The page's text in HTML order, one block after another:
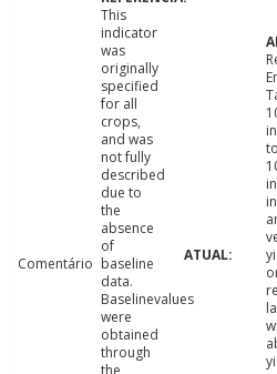
Comentário
This
indicator
was
originally
specified
for all
crops,
and was
not fully
described
due to
the
absence
of
baseline
data.
Baselinevalues
were
obtained
through